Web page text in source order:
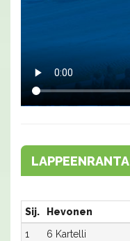
Sij. Hevonen
1
6 Kartelli